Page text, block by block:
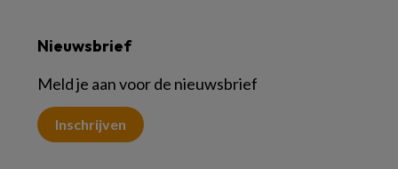
Nieuwsbrief
Meld je aan voor de nieuwsbrief
Inschrijven